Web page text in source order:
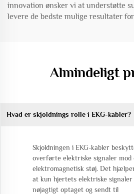
innovation ønsker vi at understøtte
levere de bedste mulige resultater
Almindeligt
Hvad er skjoldnings rolle i EKG-kabler?
Skjoldningen i EKG-kabler
overførte elektriske signaler mod
elektromagnetisk støj. Det
at kun hjertets elektriske
nøjagtigt optaget og sendt til